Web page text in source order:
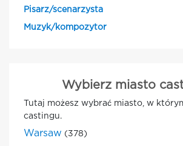
Pisarz/scenarzysta
Muzyk/kompozytor
Wybierz miasto
Tutaj możesz wybrać miasto, w
castingu.
Warsaw (378)